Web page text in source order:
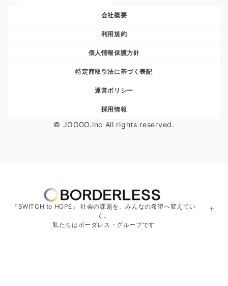
会社概要
利用規約
個人情報保護方針
特定商取引法に基づく表記
運営ポリシー
採用情報
© JOGGO.inc All rights reserved.
『SWITCH to HOPE』 社会の課題を、みんなの希望へ変えてい
く。
私たちはボーダレス・グループです
＋